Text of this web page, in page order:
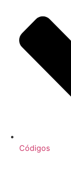
Códigos